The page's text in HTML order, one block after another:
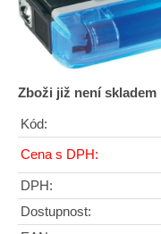
Zboži již není
Kód:
Cena s DPH:
DPH:
Dostupnost: